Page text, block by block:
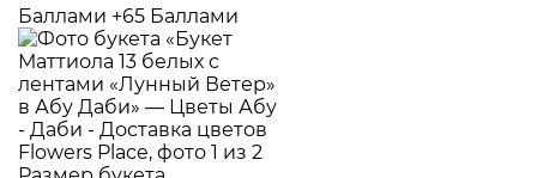
Баллами +65 Баллами